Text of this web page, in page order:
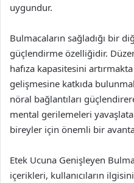
uygundur.
Bulmacaların sağladığı bir
güçlendirme özelliğidir.
hafıza kapasitesini
gelişmesine katkıda
nöral bağlantıları
mental gerilemeleri
bireyler için önemli bir
Etek Ucuna Genişleyen
içerikleri, kullanıcıların